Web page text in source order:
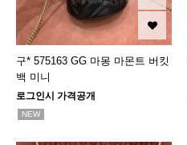
구* 575163 GG 마몽 마몬트 버킷
백 미니
로그인시 가격공개
NEW